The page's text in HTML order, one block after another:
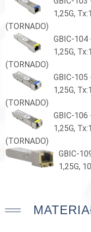
1,25G,
(TORNADO)
GBIC-104
1,25G,
(TORNADO)
GBIC-105
1,25G,
(TORNADO)
GBIC-106
1,25G,
(TORNADO)
GBIC-
1,25G,